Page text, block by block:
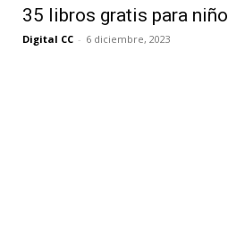
35 libros gratis para
Digital CC - 6 diciembre, 2023